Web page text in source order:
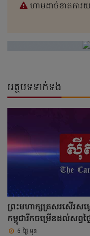
ហាមដាច់ខាតការ
អត្ថបទទាក់ទង
ព្រះមហាក្សត្រសរសើរស
កម្ពុជារីកចម្រើនដល់សព្វថ្ង
6 ថ្ងៃ មុន